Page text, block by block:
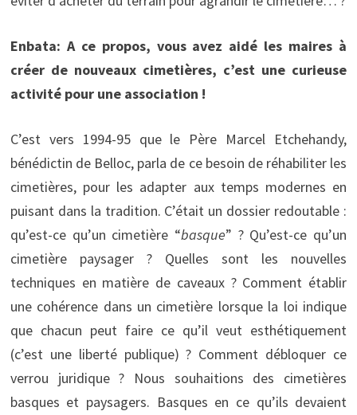
Enbata: A ce propos, vous avez aidé les maires à
créer de nouveaux cimetières, c’est une curieuse
activité pour une association !
C’est vers 1994-95 que le Père Marcel Etchehandy,
bénédictin de Belloc, parla de ce besoin de réhabiliter les
cimetières, pour les adapter aux temps modernes en
puisant dans la tradition. C’était un dossier redoutable :
qu’est-ce qu’un cimetière “basque” ? Qu’est-ce qu’un
cimetière paysager ? Quelles sont les nouvelles
techniques en matière de caveaux ? Comment établir
une cohérence dans un cimetière lorsque la loi indique
que chacun peut faire ce qu’il veut esthétiquement
(c’est une liberté publique) ? Comment débloquer ce
verrou juridique ? Nous souhaitions des cimetières
basques et paysagers. Basques en ce qu’ils devaient